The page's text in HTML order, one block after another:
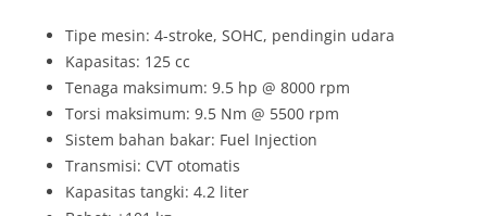
Tipe mesin: 4-stroke, SOHC, pendingin udara
Kapasitas: 125 cc
Tenaga maksimum: 9.5 hp @ 8000 rpm
Torsi maksimum: 9.5 Nm @ 5500 rpm
Sistem bahan bakar: Fuel Injection
Transmisi: CVT otomatis
Kapasitas tangki: 4.2 liter